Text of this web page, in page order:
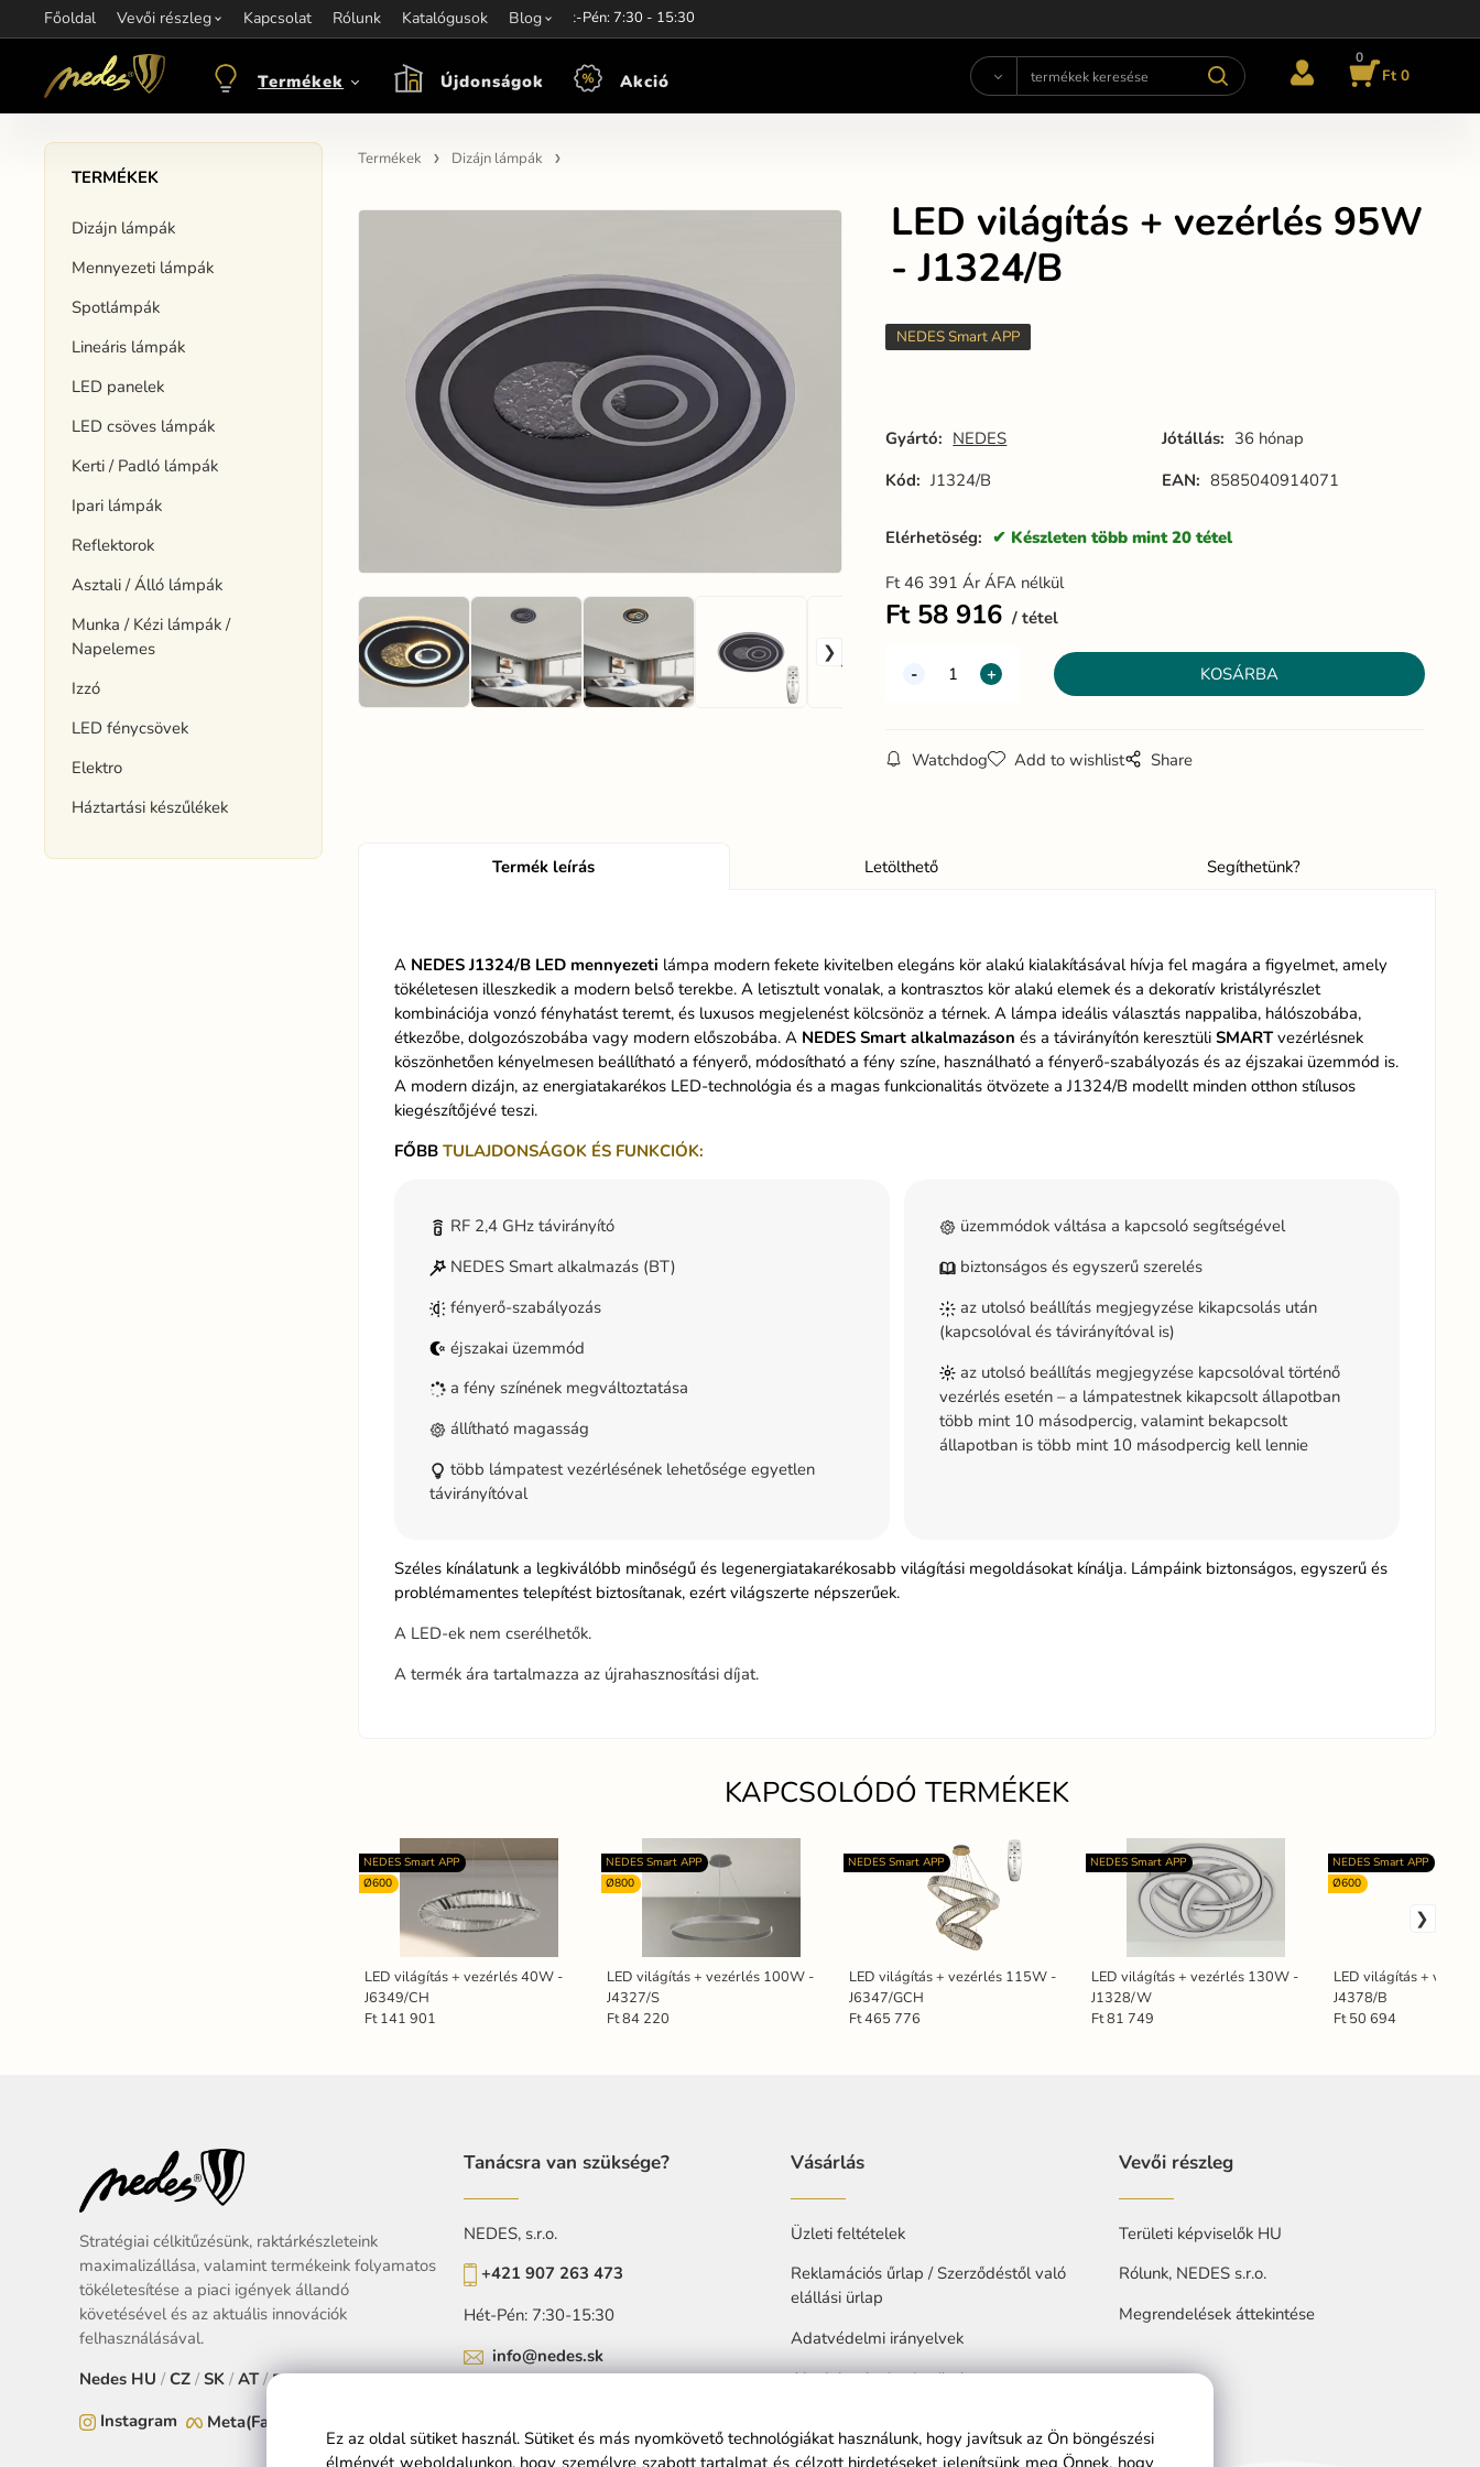
Főoldal Vevői részleg Kapcsolat Rólunk Katalógusok Blog
Információ:objednavkacz@nedes.sk Kapcsolat:+421 907 263 473Munkaidő: Hét-Pén: 7:30 - 15:30
Termékek Újdonságok Akció
0
Ft 0
TERMÉKEK
Dizájn lámpák
Mennyezeti lámpák
Spotlámpák
Lineáris lámpák
LED panelek
LED csöves lámpák
Kerti / Padló lámpák
Ipari lámpák
Reflektorok
Asztali / Álló lámpák
Munka / Kézi lámpák /
Napelemes
Izzó
LED fénycsövek
Elektro
Háztartási készűlékek
Termékek Dizájn lámpák
LED világítás + vezérlés 95W
- J1324/B
NEDES Smart APP
Gyártó: NEDES Jótállás: 36 hónap
Kód: J1324/B EAN: 8585040914071
Elérhetöség: Készleten több mint 20 tétel
Ft46 391 Ár ÁFA nélkül
Ft 58 916 tétel
Watchdog Add to wishlist Share
Termék leírás Letölthető Segíthetünk?
ANEDES J1324/B LED mennyezeti lámpa modern fekete kivitelben elegáns kör alakú kialakításával hívja fel magára a figyelmet, amely
tökéletesen illeszkedik a modern belső terekbe. A letisztult vonalak, a kontrasztos kör alakú elemek és a dekoratív kristályrészlet
kombinációja vonzó fényhatást teremt, és luxusos megjelenést kölcsönöz a térnek. A lámpa ideális választás nappaliba, hálószobába,
étkezőbe, dolgozószobába vagy modern előszobába. ANEDES Smart alkalmazáson és a távirányítón keresztüli SMARTvezérlésnek
köszönhetően kényelmesen beállítható a fényerő, módosítható a fény színe, használható a fényerő-szabályozás és az éjszakai üzemmód is.
A modern dizájn, az energiatakarékos LED-technológia és a magas funkcionalitás ötvözete a J1324/B modellt minden otthon stílusos
kiegészítőjévé teszi.
FŐBBTULAJDONSÁGOK ÉS FUNKCIÓK:
RF 2,4 GHz távirányító
NEDES Smart alkalmazás (BT)
fényerő-szabályozás
éjszakai üzemmód
a fény színének megváltoztatása
állítható magasság
több lámpatest vezérlésének lehetősége egyetlen
távirányítóval
üzemmódok váltása a kapcsoló segítségével
biztonságos és egyszerű szerelés
az utolsó beállítás megjegyzése kikapcsolás után
(kapcsolóval és távirányítóval is)
az utolsó beállítás megjegyzése kapcsolóval történő
vezérlés esetén – a lámpatestnek kikapcsolt állapotban
több mint 10 másodpercig, valamint bekapcsolt
állapotban is több mint 10 másodpercig kell lennie
Széles kínálatunk a legkiválóbb minőségű és legenergiatakarékosabb világítási megoldásokat kínálja. Lámpáink biztonságos, egyszerű és
problémamentes telepítést biztosítanak, ezért világszerte népszerűek.
A LED-ek nem cserélhetők.
A termék ára tartalmazza az újrahasznosítási díjat.
KAPCSOLÓDÓ TERMÉKEK
LED világítás + vezérlés 40W -
J6349/CH
NEDES Smart APP
Ø600
Ft 141 901
LED világítás + vezérlés 100W -
J4327/S
NEDES Smart APP
Ø800
Ft 84 220
LED világítás + vezérlés 115W -
J6347/GCH
NEDES Smart APP
Ft 465 776
LED világítás + vezérlés 130W -
J1328/W
NEDES Smart APP
Ft 81 749
LED világítás +
J4378/B
NEDES Smart APP
Ø600
Ft 50 694
Stratégiai célkitűzésünk, raktárkészleteink
maximalizállása, valamint termékeink folyamatos
tökéletesítése a piaci igények állandó
követésével és az aktuális innovációk
felhasználásával.
Nedes HU /CZ /SK / AT/EU
Instagram
Meta(Facebook)
Tanácsra van szüksége?
NEDES, s.r.o.
+421 907 263 473
Hét-Pén: 7:30-15:30
info@nedes.sk
Vásárlás
Üzleti feltételek
Reklamációs űrlap / Szerződéstől való
elállási ürlap
Adatvédelmi irányelvek
Akadalytalanitasi nyilatkozat
Vevői részleg
Területi képviselők HU
Rólunk, NEDES s.r.o.
Megrendelések áttekintése
Ez az oldal sütiket használ. Sütiket és más nyomkövető technológiákat használunk, hogy javítsuk az Ön böngészési